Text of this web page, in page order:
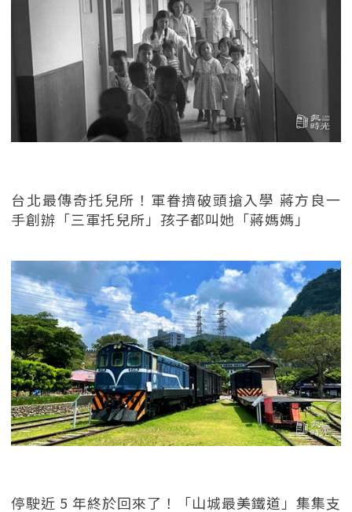
台北最傳奇托兒所！軍眷擠破頭搶入學 蔣方良一
手創辦「三軍托兒所」孩子都叫她「蔣媽媽」
停駛近 5 年終於回來了！「山城最美鐵道」集集支